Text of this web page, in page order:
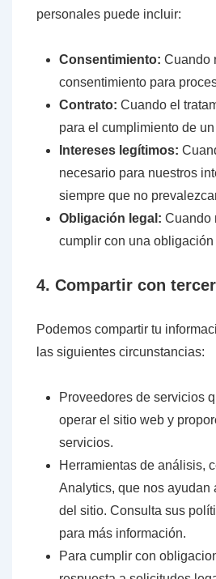
personales puede incluir:
Consentimiento: Cuando
consentimiento para
Contrato: Cuando el
para el cumplimiento de
Intereses legítimos:
necesario para nuestros
siempre que no
Obligación legal: Cuando
cumplir con una obligación
4. Compartir con
Podemos compartir tu
las siguientes circunstancias:
Proveedores de servicios
operar el sitio web y
servicios.
Herramientas de análisis,
Analytics, que nos ayudan
del sitio. Consulta sus
para más información.
Para cumplir con